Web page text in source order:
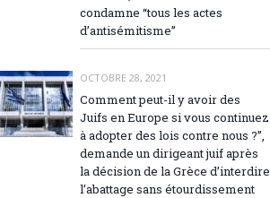
condamne “tous les actes
d’antisémitisme”
OCTOBRE 28, 2021
Comment peut-il y avoir des
Juifs en Europe si vous continuez
à adopter des lois contre nous ?”,
demande un dirigeant juif après
la décision de la Grèce d’interdire
l’abattage sans étourdissement